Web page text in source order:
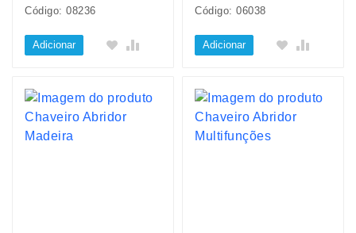
Código: 08236
Adicionar
Código: 06038
Adicionar